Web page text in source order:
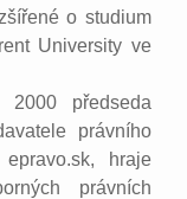
o studium
University ve
předseda
právního
hraje
právních